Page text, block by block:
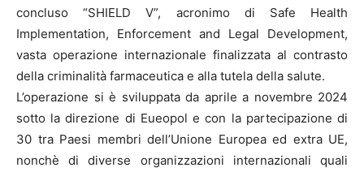
concluso “SHIELD V”, acronimo di Safe Health
Implementation, Enforcement and Legal Development,
vasta operazione internazionale finalizzata al contrasto
della criminalità farmaceutica e alla tutela della salute.
L’operazione si è sviluppata da aprile a novembre 2024
sotto la direzione di Eueopol e con la partecipazione di
30 tra Paesi membri dell’Unione Europea ed extra UE,
nonchè di diverse organizzazioni internazionali quali